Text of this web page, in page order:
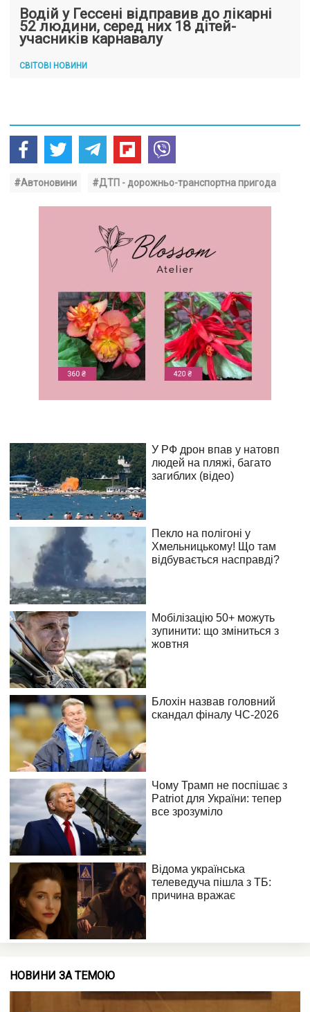
Водій у Гессені відправив до лікарні
52 людини, серед них 18 дітей-
учасників карнавалу
СВІТОВІ НОВИНИ
#Автоновини #ДТП - дорожньо-транспортна пригода
НОВИНИ ЗА ТЕМОЮ